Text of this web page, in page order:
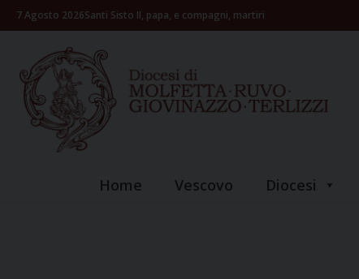
Skip7 Agosto 2026Santi Sisto II, papa, e compagni, martiri
Home Vescovo Diocesi